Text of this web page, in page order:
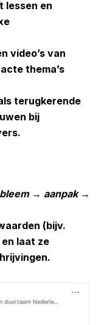
lessen en
video’s van
thema’s
terugkerende
bij
→ aanpak →
(bijv.
laat ze